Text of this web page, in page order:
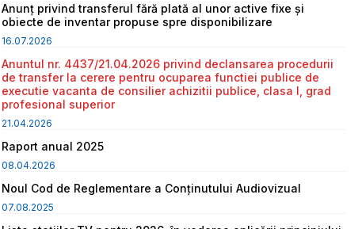
Anunț privind transferul fără plată al unor active fixe și
obiecte de inventar propuse spre disponibilizare
16.07.2026
Anuntul nr. 4437/21.04.2026 privind declansarea procedurii
de transfer la cerere pentru ocuparea functiei publice de
executie vacanta de consilier achizitii publice, clasa I, grad
profesional superior
21.04.2026
Raport anual 2025
08.04.2026
Noul Cod de Reglementare a Conținutului Audiovizual
07.08.2025